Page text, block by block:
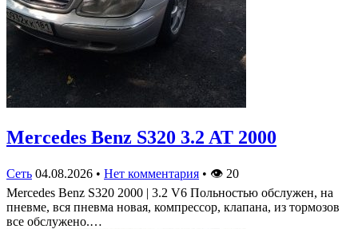
Mercedes Benz S320 3.2 AT 2000
Сеть 04.08.2026 • Нет комментария • 👁 20
Mercedes Benz S320 2000 | 3.2 V6 Польностью обслужен, на
пневме, вся пневма новая, компрессор, клапана, из тормозов
все обслужено.…